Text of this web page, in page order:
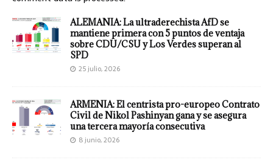
ALEMANIA: La ultraderechista AfD se
mantiene primera con 5 puntos de ventaja
sobre CDU/CSU y Los Verdes superan al
SPD
25 julio, 2026
ARMENIA: El centrista pro-europeo Contrato
Civil de Nikol Pashinyan gana y se asegura
una tercera mayoría consecutiva
8 junio, 2026